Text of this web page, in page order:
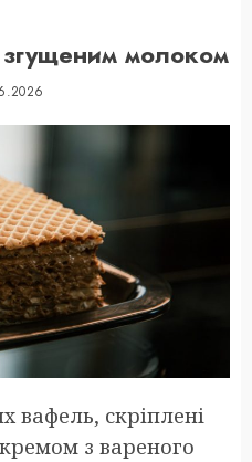
згущеним молоком
вафель, скріплені
з вареного